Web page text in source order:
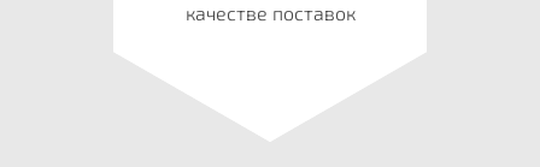
качестве поставок